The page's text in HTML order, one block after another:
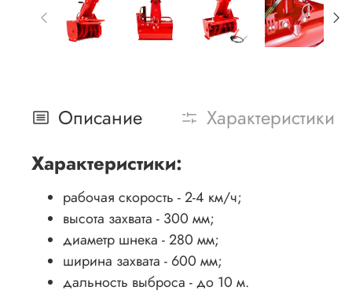
Описание Характеристики
Характеристики:
рабочая скорость - 2-4 км/ч;
высота захвата - 300 мм;
диаметр шнека - 280 мм;
ширина захвата - 600 мм;
дальность выброса - до 10 м.